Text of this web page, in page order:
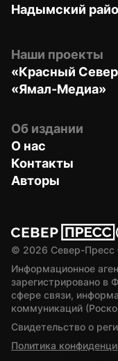
Надымский
Наши проекты
«Красный
«Ямал-Медиа»
Об издании
О нас
Контакты
Авторы
© 2026 Север-
Информационное
зарегистрировано в
сфере связи,
коммуникаций
Свидетельство о
Политика